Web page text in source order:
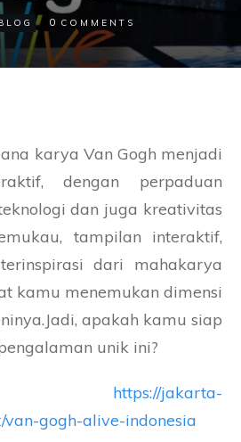
0 COMMENTS
karya Van Gogh menjadi
dengan perpaduan
dan juga kreativitas
tampilan interaktif,
dari mahakarya
kamu menemukan dimensi
apakah kamu siap
unik ini?
https://jakarta-
van-gogh-alive-indonesia